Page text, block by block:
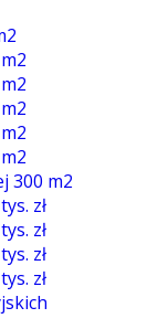
300 m2
zł
zł
zł
zł